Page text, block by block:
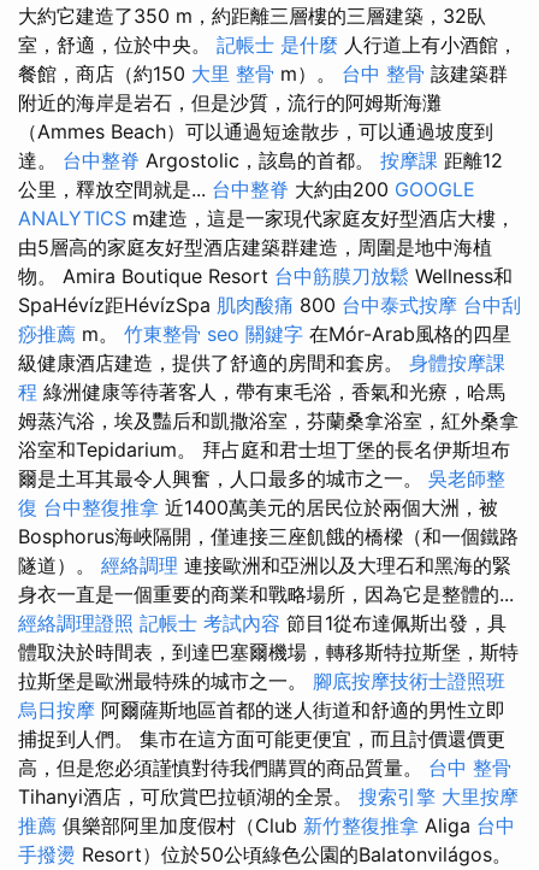
大約它建造了350 m，約距離三層樓的三層建築，32臥
室，舒適，位於中央。 記帳士 是什麼 人行道上有小酒館，
餐館，商店（約150 大里 整骨 m）。 台中 整骨 該建築群
附近的海岸是岩石，但是沙質，流行的阿姆斯海灘
（Ammes Beach）可以通過短途散步，可以通過坡度到
達。 台中整脊 Argostolic，該島的首都。 按摩課 距離12
公里，釋放空間就是... 台中整脊 大約由200 GOOGLE
ANALYTICS m建造，這是一家現代家庭友好型酒店大樓，
由5層高的家庭友好型酒店建築群建造，周圍是地中海植
物。 Amira Boutique Resort 台中筋膜刀放鬆 Wellness和
SpaHévíz距HévízSpa 肌肉酸痛 800 台中泰式按摩 台中刮
痧推薦 m。 竹東整骨 seo 關鍵字 在Mór-Arab風格的四星
級健康酒店建造，提供了舒適的房間和套房。 身體按摩課
程 綠洲健康等待著客人，帶有東毛浴，香氣和光療，哈馬
姆蒸汽浴，埃及豔后和凱撒浴室，芬蘭桑拿浴室，紅外桑拿
浴室和Tepidarium。 拜占庭和君士坦丁堡的長名伊斯坦布
爾是土耳其最令人興奮，人口最多的城市之一。 吳老師整
復 台中整復推拿 近1400萬美元的居民位於兩個大洲，被
Bosphorus海峽隔開，僅連接三座飢餓的橋樑（和一個鐵路
隧道）。 經絡調理 連接歐洲和亞洲以及大理石和黑海的緊
身衣一直是一個重要的商業和戰略場所，因為它是整體的...
經絡調理證照 記帳士 考試內容 節目1從布達佩斯出發，具
體取決於時間表，到達巴塞爾機場，轉移斯特拉斯堡，斯特
拉斯堡是歐洲最特殊的城市之一。 腳底按摩技術士證照班
烏日按摩 阿爾薩斯地區首都的迷人街道和舒適的男性立即
捕捉到人們。 集市在這方面可能更便宜，而且討價還價更
高，但是您必須謹慎對待我們購買的商品質量。 台中 整骨
Tihanyi酒店，可欣賞巴拉頓湖的全景。 搜索引擎 大里按摩
推薦 俱樂部阿里加度假村（Club 新竹整復推拿 Aliga 台中
手撥燙 Resort）位於50公頃綠色公園的Balatonvilágos。